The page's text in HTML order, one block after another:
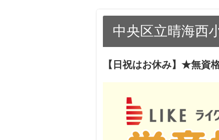
中央区立晴海西
【日祝はお休み】★無資